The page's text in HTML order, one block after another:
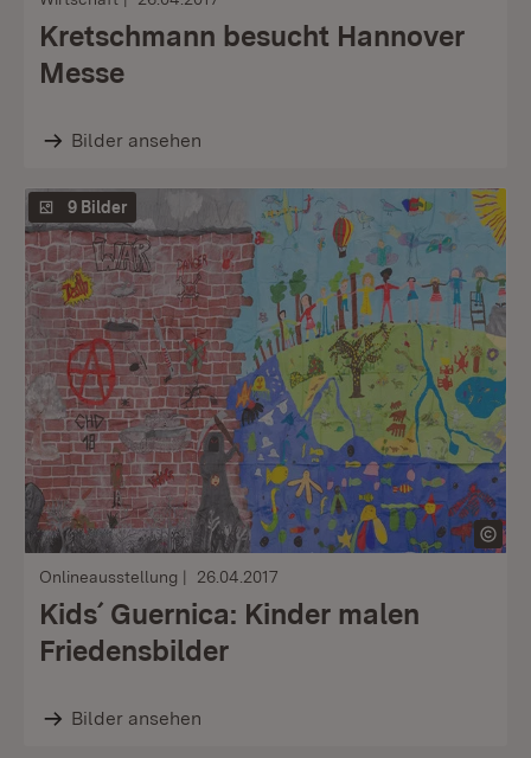
Kretschmann besucht Hannover
Messe
Bilder ansehen
9 Bilder
Onlineausstellung 26.04.2017
Kids´ Guernica: Kinder malen
Friedensbilder
Bilder ansehen